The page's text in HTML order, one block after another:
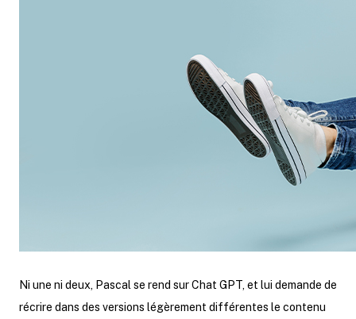
Ni une ni deux, Pascal se rend sur Chat GPT, et lui demande de
récrire dans des versions légèrement différentes le contenu